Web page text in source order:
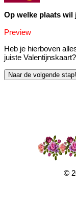
Op welke plaats wil
Preview
Heb je hierboven
juiste
©